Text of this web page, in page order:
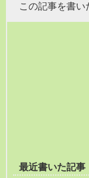
この記事を書い
最近書いた記事